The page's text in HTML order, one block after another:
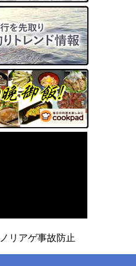
リアゲ事故防止